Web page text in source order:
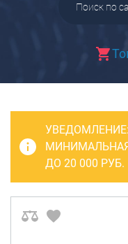
УВЕДОМЛЕНИЕ:
ДО 20 000 РУБ.